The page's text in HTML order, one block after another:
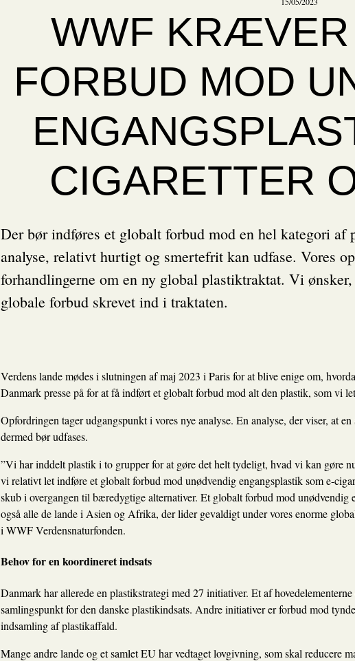
WWF KRÆVER
FORBUD MOD
CIGARETTER
Der bør indføres et globalt forbud mod en hel kategori
analyse, relativt hurtigt og smertefrit kan udfase. Vores
forhandlingerne om en ny global plastiktraktat. Vi
globale forbud skrevet ind i traktaten.
Verdens lande mødes i slutningen af maj 2023 i Paris for at blive enige om,
Danmark presse på for at få indført et globalt forbud mod alt den plastik, som vi
Opfordringen tager udgangspunkt i vores nye analyse. En analyse, der viser, at
dermed bør udfases.
”Vi har inddelt plastik i to grupper for at gøre det helt tydeligt, hvad vi kan gøre
vi relativt let indføre et globalt forbud mod unødvendig engangsplastik som e-
skub i overgangen til bæredygtige alternativer. Et globalt forbud mod
også alle de lande i Asien og Afrika, der lider gevaldigt under vores enorme
i WWF Verdensnaturfonden.
Behov for en koordineret indsats
Danmark har allerede en plastikstrategi med 27 initiativer. Et af
samlingspunkt for den danske plastikindsats. Andre initiativer er forbud mod
indsamling af plastikaffald.
Mange andre lande og et samlet EU har vedtaget lovgivning, som skal reducere